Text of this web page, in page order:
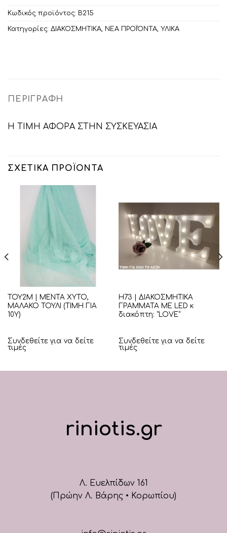
Κωδικός προϊόντος: Β215
Κατηγορίες: ΔΙΑΚΟΣΜΗΤΙΚA, ΝΕΑ ΠΡΟΪΌΝΤΑ, ΥΛΙΚΑ
ΠΕΡΙΓΡΑΦΉ
Η ΤΙΜΗ ΑΦΟΡΑ ΣΤΗΝ ΣΥΣΚΕΥΑΣΙΑ
ΣΧΕΤΙΚΆ ΠΡΟΪΌΝΤΑ
ΤΟΥ2Μ | ΜΕΝΤΑ ΧΥΤΟ,
ΜΑΛΑΚΟ ΤΟΥΛΙ (ΤΙΜΗ ΓΙΑ
10Υ)
Συνδεθείτε για να δείτε
τιμές
Η73 | ΔΙΑΚΟΣΜΗΤΙΚΑ
ΓΡΑΜΜΑΤΑ ΜΕ LED κ
διακόπτη: “LOVE”
Συνδεθείτε για να δείτε
τιμές
riniotis.gr
Λ. Ευελπίδων 161
(Πρώην Λ. Βάρης • Κορωπίου)